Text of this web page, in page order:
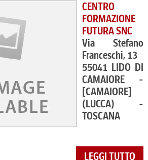
CENTRO
FORMAZIONE
FUTURA SNC
Via Stefano
Franceschi, 13
55041 LIDO DI
CAMAIORE -
[CAMAIORE]
(LUCCA) -
TOSCANA
LEGGI TUTTO